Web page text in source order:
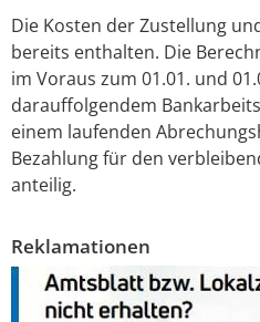
Die Kosten der Zustellung
bereits enthalten. Die
im Voraus zum 01.01. und
darauffolgendem
einem laufenden
Bezahlung für den
anteilig.
Reklamationen